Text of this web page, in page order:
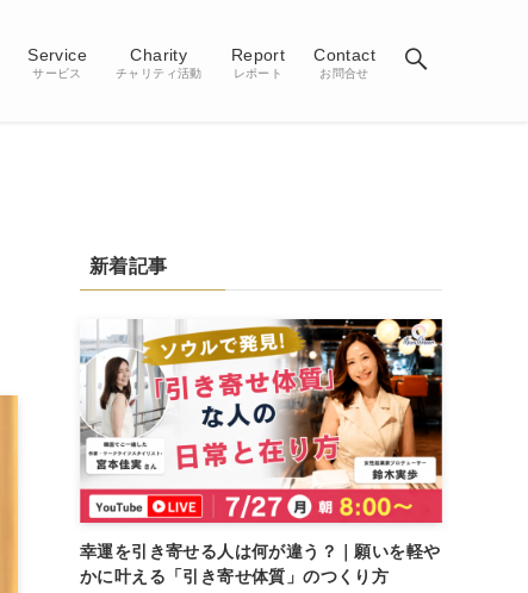
Service
サービス
Charity
チャリティ活動
Report
レポート
Contact
お問合せ
新着記事
幸運を引き寄せる人は何が違う？｜願いを軽や
かに叶える「引き寄せ体質」のつくり方